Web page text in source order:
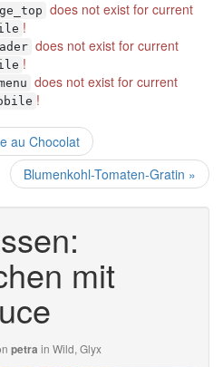
does not exist for current
!
does not exist for current
!
does not exist for current
!
au Chocolat
Blumenkohl-Tomaten-Gratin »
mit
petra in Wild, Glyx